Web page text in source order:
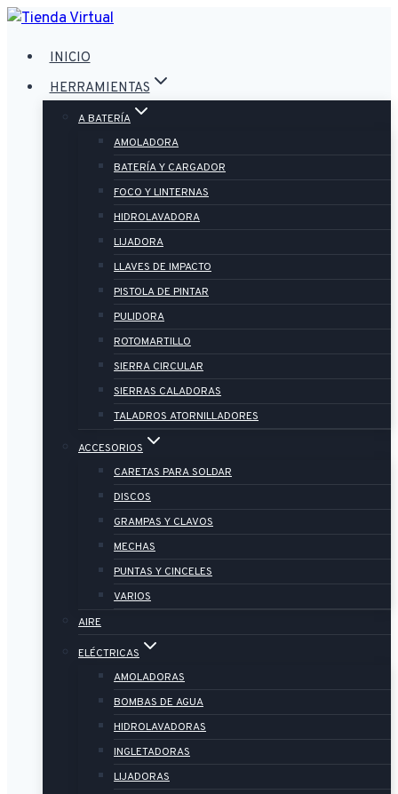
Saltar
contenido
INICIO
HERRAMIENTAS
A BATERÍA
AMOLADORA
BATERÍA Y CARGADOR
FOCO Y LINTERNAS
HIDROLAVADORA
LIJADORA
LLAVES DE IMPACTO
PISTOLA DE PINTAR
PULIDORA
ROTOMARTILLO
SIERRA CIRCULAR
SIERRAS CALADORAS
TALADROS ATORNILLADORES
ACCESORIOS
CARETAS PARA SOLDAR
DISCOS
GRAMPAS Y CLAVOS
MECHAS
PUNTAS Y CINCELES
VARIOS
AIRE
ELÉCTRICAS
AMOLADORAS
BOMBAS DE AGUA
HIDROLAVADORAS
INGLETADORAS
LIJADORAS